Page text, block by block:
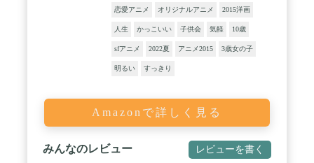
恋愛アニメ オリジナルアニメ 2015洋画
人生 かっこいい 子供会 気軽 10歳
sfアニメ 2022夏 アニメ2015 3歳女の子
明るい すっきり
Amazonで詳しく見る
みんなのレビュー レビューを書く